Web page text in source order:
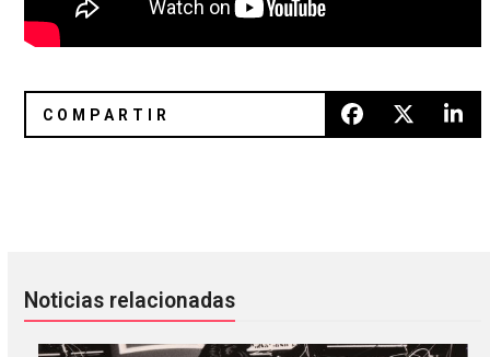
Noticias relacionadas